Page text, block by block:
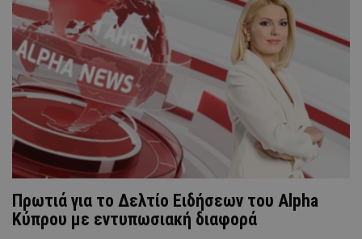
Πρωτιά για το Δελτίο Ειδήσεων του Alpha
Κύπρου με εντυπωσιακή διαφορά